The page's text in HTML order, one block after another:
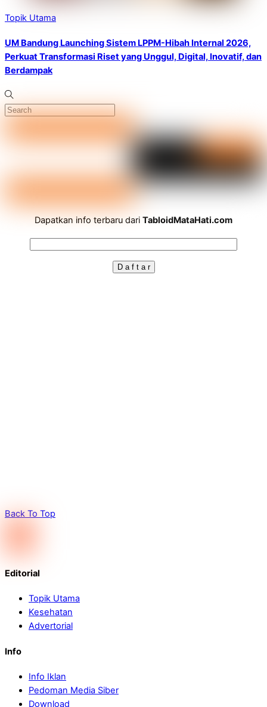
Topik Utama
UM Bandung Launching Sistem LPPM-Hibah Internal 2026,
Perkuat Transformasi Riset yang Unggul, Digital, Inovatif, dan
Berdampak
Dapatkan info terbaru dari TabloidMataHati.com
Back To Top
Editorial
Topik Utama
Kesehatan
Advertorial
Info
Info Iklan
Pedoman Media Siber
Download